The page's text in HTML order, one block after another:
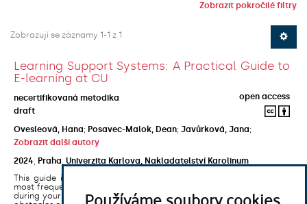
Zobrazit pokročilé filtry
Zobrazují se záznamy 1-1 z 1
Learning Support Systems: A Practical Guide to
E-learning at CU
necertifikovaná metodika
open access
draft
Ovesleová, Hana; Posavec-Malok, Dean; Javůrková, Jana;
Zobrazit další autory
2024
Praha Univerzita Karlova, Nakladatelství Karolinum
This guide introduces the e-learning support tools that are used
most frequently at Charles University and that you may encounter
during your studies. It will also help you to avoid the most common